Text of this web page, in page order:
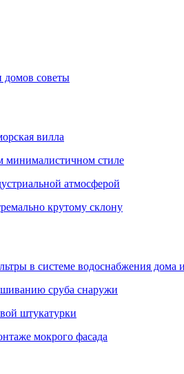
домов советы
вилла
минималистичном стиле
атмосферой
крутому склону
в системе водоснабжения
сруба снаружи
штукатурки
мокрого фасада